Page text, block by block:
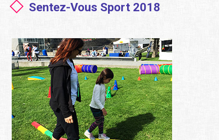
Sentez-Vous Sport 2018